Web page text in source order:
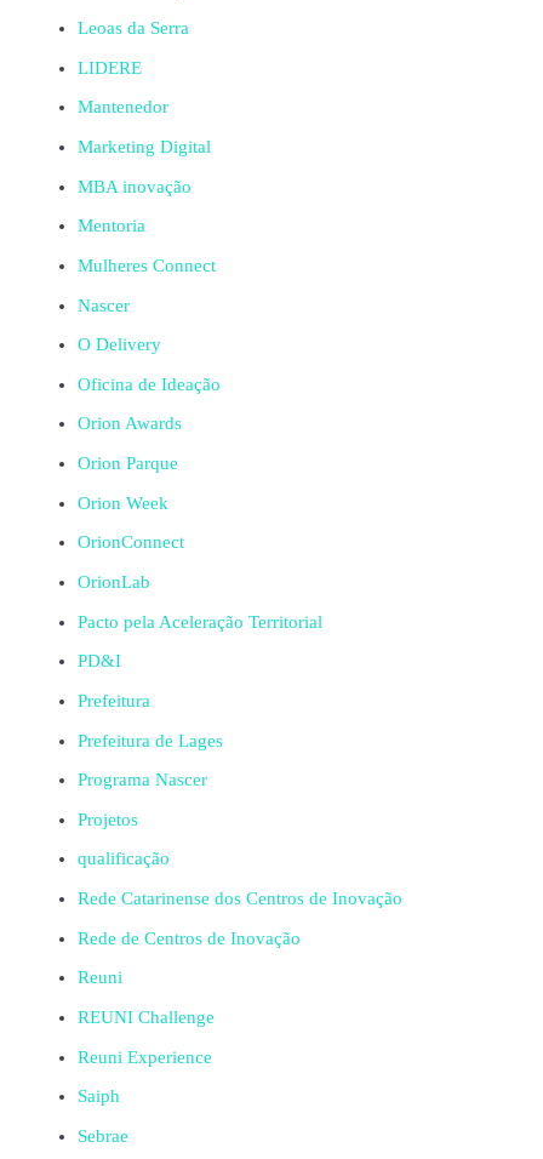
Leoas da Serra
LIDERE
Mantenedor
Marketing Digital
MBA inovação
Mentoria
Mulheres Connect
Nascer
O Delivery
Oficina de Ideação
Orion Awards
Orion Parque
Orion Week
OrionConnect
OrionLab
Pacto pela Aceleração Territorial
PD&I
Prefeitura
Prefeitura de Lages
Programa Nascer
Projetos
qualificação
Rede Catarinense dos Centros de Inovação
Rede de Centros de Inovação
Reuni
REUNI Challenge
Reuni Experience
Saiph
Sebrae